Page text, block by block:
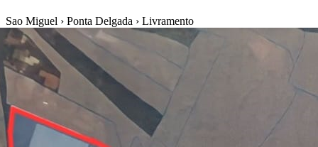
Sao Miguel › Ponta Delgada › Livramento